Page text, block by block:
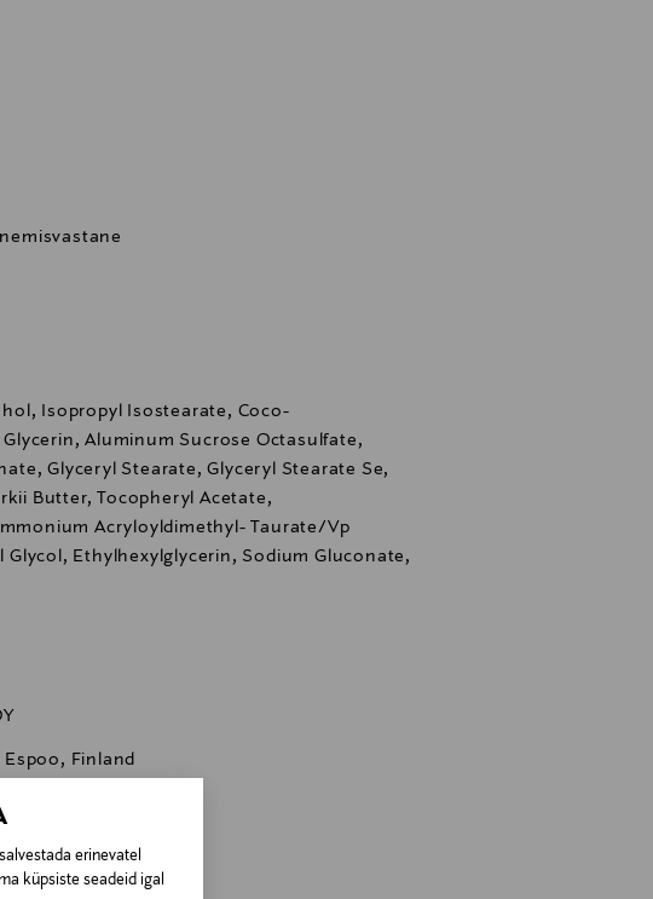
erinevatel
küpsiste seadeid igal
Isopropyl Isostearate, Coco-
Aluminum Sucrose Octasulfate,
Glyceryl Stearate, Glyceryl Stearate Se,
Butter, Tocopheryl Acetate,
Acryloyldimethyl- Taurate/Vp
Glycol, Ethylhexylglycerin, Sodium Gluconate,
Finland
kreem